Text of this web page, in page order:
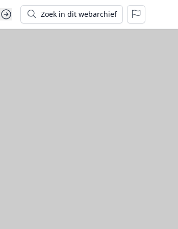
Zoek in dit webarchief